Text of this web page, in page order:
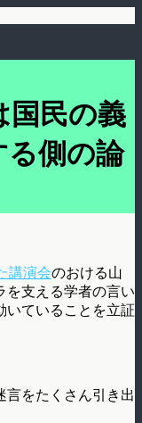
国民の義
側の論
講演会のおける山
を支える学者の言い
いていることを立証
言をたくさん引き出